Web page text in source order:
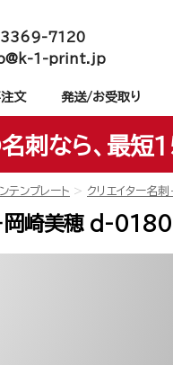
7120
1-print.jp
文 発送/お受取り
刺なら、最短
テンプレート クリエイター名
岡崎美穂 d-0180